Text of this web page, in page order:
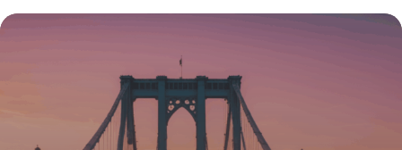
protéger votre sourire et réduire le